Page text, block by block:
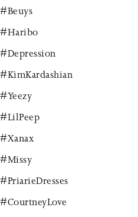
#Beuys
#Haribo
#Depression
#KimKardashian
#Yeezy
#LilPeep
#Xanax
#Missy
#PriarieDresses
#CourtneyLove